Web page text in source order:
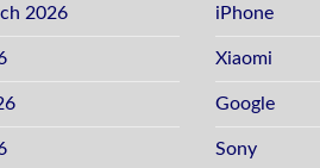
2026 iPhone
Xiaomi
Google
Sony